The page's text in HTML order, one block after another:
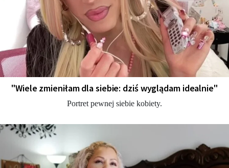
"Wiele zmieniłam dla siebie: dziś wyglądam idealnie"
Portret pewnej siebie kobiety.